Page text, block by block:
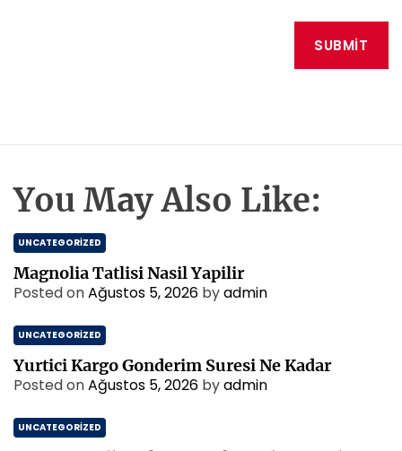
You May Also Like:
UNCATEGORIZED
Magnolia Tatlisi Nasil Yapilir
Posted onAğustos 5, 2026 byadmin
UNCATEGORIZED
Yurtici Kargo Gonderim Suresi Ne Kadar
Posted onAğustos 5, 2026 byadmin
UNCATEGORIZED